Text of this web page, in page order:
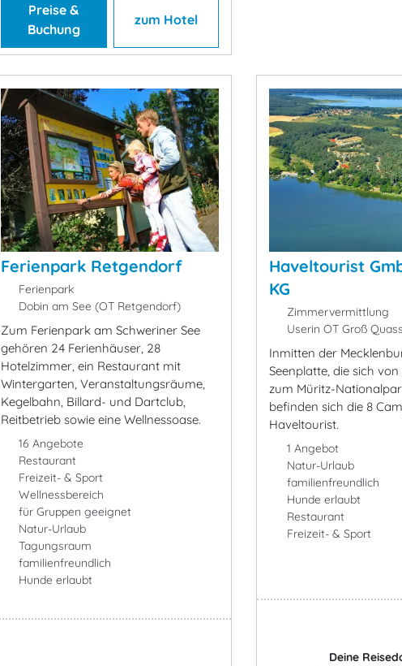
Preise &
Buchung
zum Hotel
Ferienpark Retgendorf
Ferienpark
Dobin am See (OT Retgendorf)
Zum Ferienpark am Schweriner See
gehören 24 Ferienhäuser, 28
Hotelzimmer, ein Restaurant mit
Wintergarten, Veranstaltungsräume,
Kegelbahn, Billard- und Dartclub,
Reitbetrieb sowie eine Wellnessoase.
16 Angebote
Restaurant
Freizeit- & Sport
Wellnessbereich
für Gruppen geeignet
Natur-Urlaub
Tagungsraum
familienfreundlich
Hunde erlaubt
Haveltourist
KG
Zimmervermittlung
Userin OT Groß
Inmitten der
Seenplatte, die sich
zum Müritz-
befinden sich die 8
Haveltourist.
1 Angebot
Natur-Urlaub
familienfreundlich
Hunde erlaubt
Restaurant
Freizeit- & Sport
Deine